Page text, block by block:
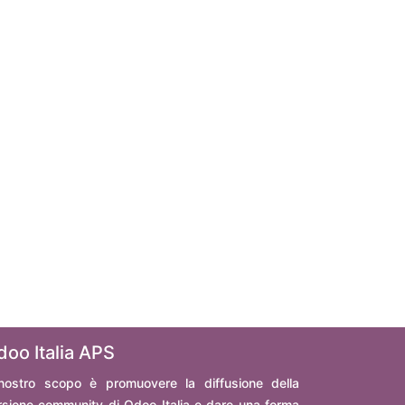
Italia APS
scopo è promuovere la diffusione della